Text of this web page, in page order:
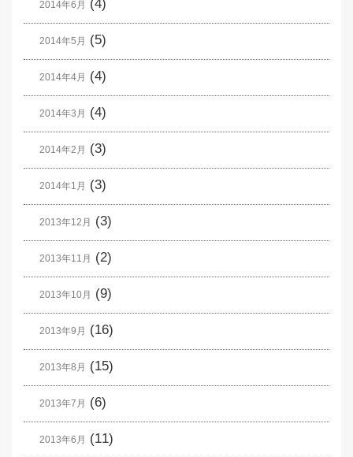
2014年6月 (4)
2014年5月 (5)
2014年4月 (4)
2014年3月 (4)
2014年2月 (3)
2014年1月 (3)
2013年12月 (3)
2013年11月 (2)
2013年10月 (9)
2013年9月 (16)
2013年8月 (15)
2013年7月 (6)
2013年6月 (11)